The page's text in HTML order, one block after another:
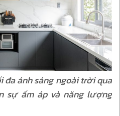
đa ánh sáng ngoài trời qua
sự ấm áp và năng lượng